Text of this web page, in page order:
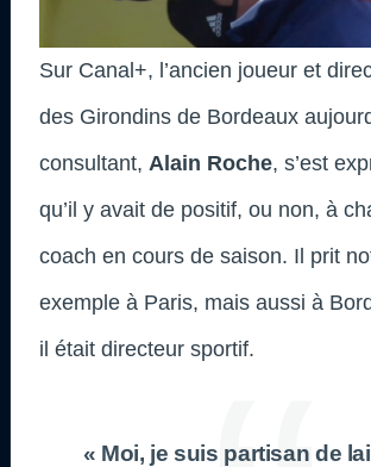
Sur Canal+, l’ancien joueur et
des Girondins de Bordeaux
consultant, Alain Roche, s’est
qu’il y avait de positif, ou non, à
coach en cours de saison. Il prit
exemple à Paris, mais aussi à
il était directeur sportif.
« Moi, je suis partisan de